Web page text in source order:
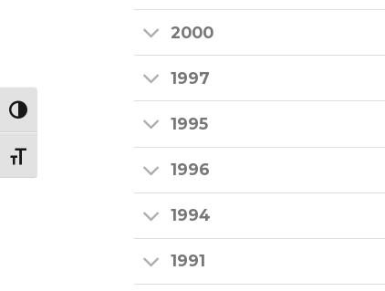
NAGY KONTRASZT VÁLTÁSA
BETŰMÉRET VÁLTÁSA
2000
1997
1995
1996
1994
1991